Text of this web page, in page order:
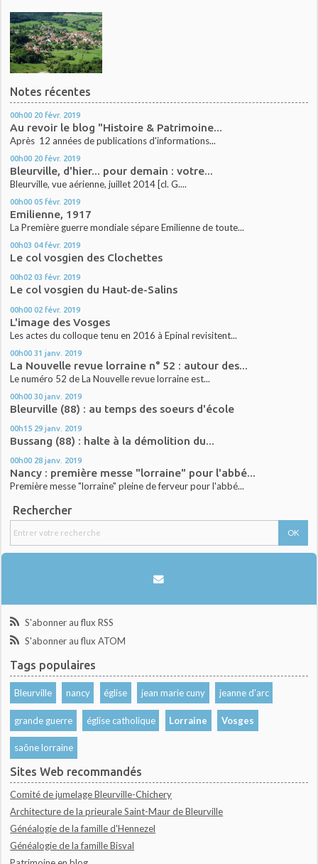
Notes récentes
00h00 20 févr. 2019
Au revoir le blog "Histoire & Patrimoine...
Après 12 années de publications d'informations...
00h00 20 févr. 2019
Bleurville, d'hier... pour demain : votre...
Bleurville, vue aérienne, juillet 2014 [cl. G....
00h00 05 févr. 2019
Emilienne, 1917
La Première guerre mondiale sépare Emilienne de toute...
00h03 04 févr. 2019
Le col vosgien des Clochettes
00h02 03 févr. 2019
Le col vosgien du Haut-de-Salins
00h00 02 févr. 2019
L'image des Vosges
Les actes du colloque tenu en 2016 à Epinal revisitent...
00h00 31 janv. 2019
La Nouvelle revue lorraine n° 52 : autour des...
Le numéro 52 de La Nouvelle revue lorraine est...
00h00 30 janv. 2019
Bleurville (88) : au temps des soeurs d'école
00h15 29 janv. 2019
Bussang (88) : halte à la démolition du...
00h00 28 janv. 2019
Nancy : première messe "lorraine" pour l'abbé...
Première messe "lorraine" pleine de ferveur pour l'abbé...
Rechercher
S'abonner au flux RSS
S'abonner au flux ATOM
Tags populaires
Bleurville nancy église jean marie cuny jeanne d'arc
grande guerre église catholique Lorraine Vosges
saône lorraine
Sites Web recommandés
Comité de jumelage Bleurville-Chichery
Architecture de la prieurale Saint-Maur de Bleurville
Généalogie de la famille d'Hennezel
Généalogie de la famille Bisval